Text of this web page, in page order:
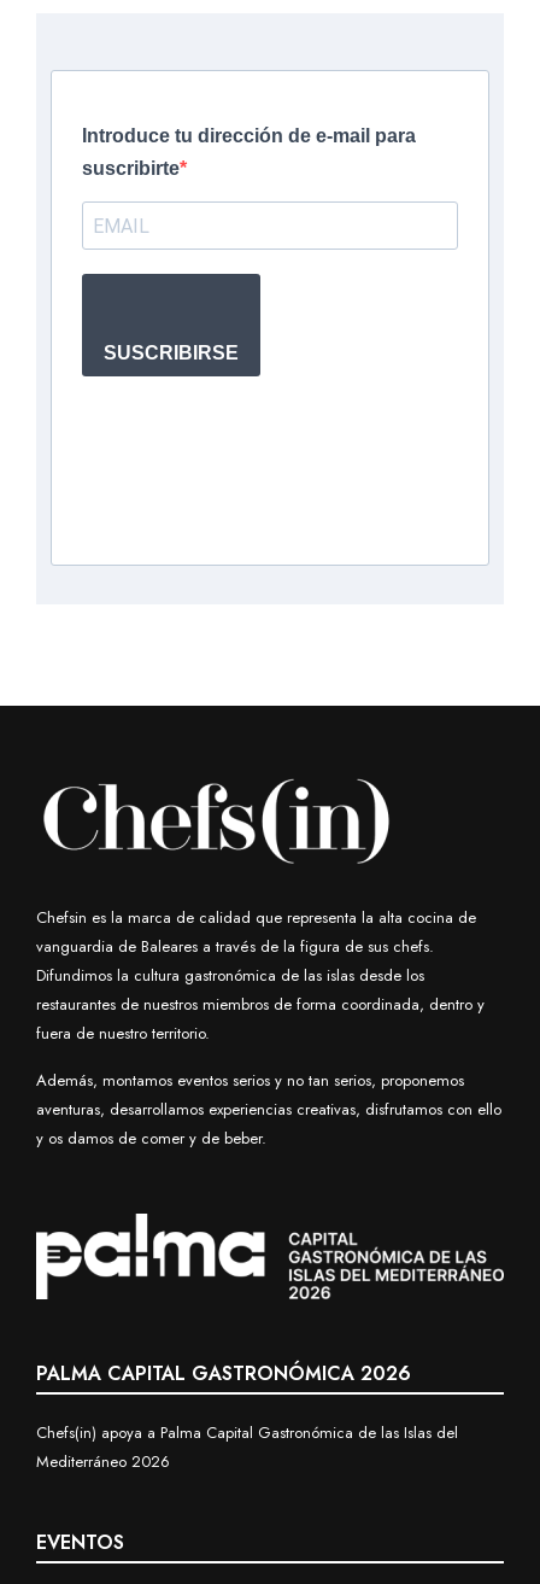
Introduce tu dirección de e-mail para
suscribirte
SUSCRIBIRSE
Chefsin es la marca de calidad que representa la alta cocina de
vanguardia de Baleares a través de la figura de sus chefs.
Difundimos la cultura gastronómica de las islas desde los
restaurantes de nuestros miembros de forma coordinada, dentro y
fuera de nuestro territorio.
Además, montamos eventos serios y no tan serios, proponemos
aventuras, desarrollamos experiencias creativas, disfrutamos con ello
y os damos de comer y de beber.
PALMA CAPITAL GASTRONÓMICA 2026
Chefs(in) apoya a Palma Capital Gastronómica de las Islas del
Mediterráneo 2026
EVENTOS